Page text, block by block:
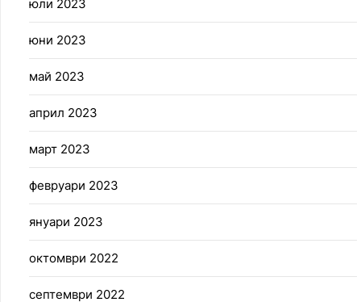
юли 2023
юни 2023
май 2023
април 2023
март 2023
февруари 2023
януари 2023
октомври 2022
септември 2022